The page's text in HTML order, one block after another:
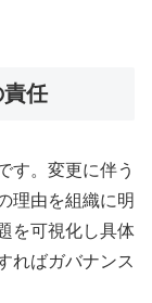
任
す。変更に伴う
理由を組織に明
を可視化し具体
ればガバナンス